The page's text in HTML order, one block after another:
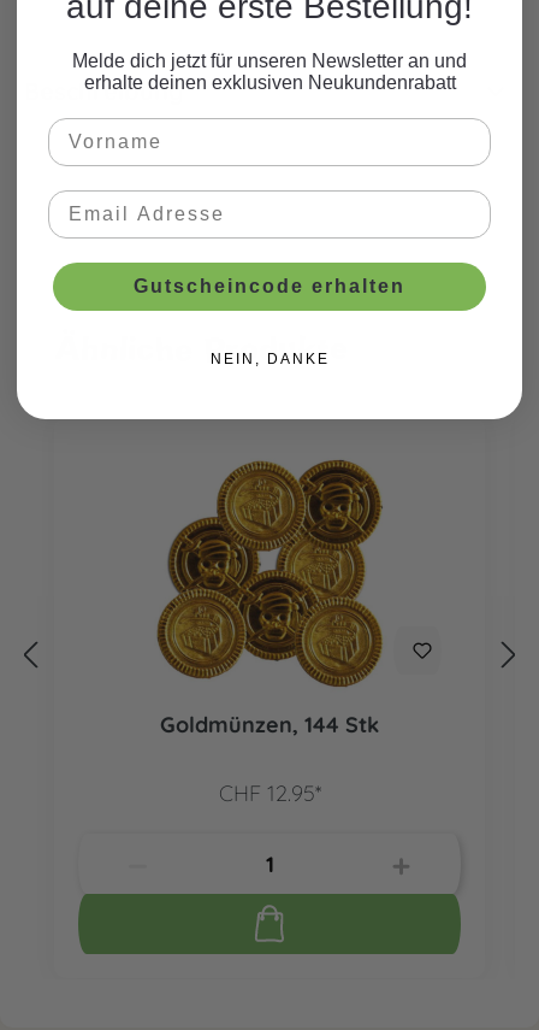
Beschreibung
Ähnliche Produkte
Goldmünzen, 144 Stk
CHF 12.95*
Melde dich jetzt für unseren Newsletter an und
erhalte deinen exklusiven Neukundenrabatt
Gutscheincode erhalten
NEIN, DANKE